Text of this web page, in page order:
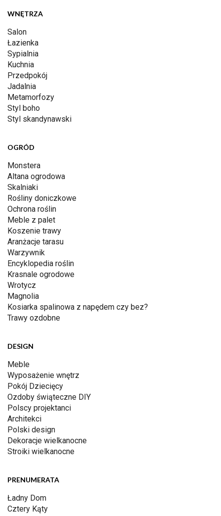
WNĘTRZA
Salon
Łazienka
Sypialnia
Kuchnia
Przedpokój
Jadalnia
Metamorfozy
Styl boho
Styl skandynawski
OGRÓD
Monstera
Altana ogrodowa
Skalniaki
Rośliny doniczkowe
Ochrona roślin
Meble z palet
Koszenie trawy
Aranżacje tarasu
Warzywnik
Encyklopedia roślin
Krasnale ogrodowe
Wrotycz
Magnolia
Kosiarka spalinowa z napędem czy bez?
Trawy ozdobne
DESIGN
Meble
Wyposażenie wnętrz
Pokój Dziecięcy
Ozdoby świąteczne DIY
Polscy projektanci
Architekci
Polski design
Dekoracje wielkanocne
Stroiki wielkanocne
PRENUMERATA
Ładny Dom
Cztery Kąty